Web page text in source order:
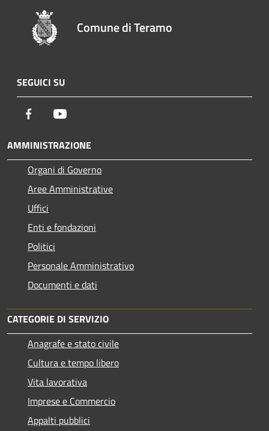
Comune di Teramo
SEGUICI SU
Facebook
AMMINISTRAZIONE
Organi di Governo
Aree Amministrative
Uffici
Enti e fondazioni
Politici
Personale Amministrativo
Documenti e dati
CATEGORIE DI SERVIZIO
Anagrafe e stato civile
Cultura e tempo libero
Vita lavorativa
Imprese e Commercio
Appalti pubblici